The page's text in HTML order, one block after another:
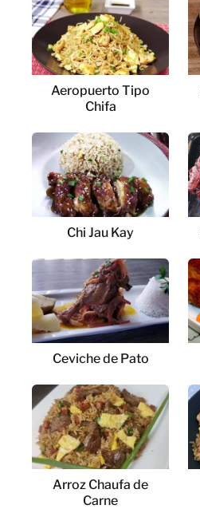
Aeropuerto Tipo
Chifa
Chi Jau Kay
Ceviche de Pato
Arroz Chaufa de
Carne